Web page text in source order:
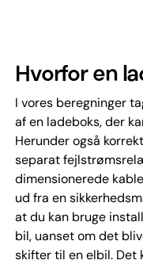
Hvorfor en
I vores beregninger
af en ladeboks, der
Herunder også
separat
dimensionerede
ud fra en
at du kan bruge
bil, uanset om det
skifter til en elbil. Det